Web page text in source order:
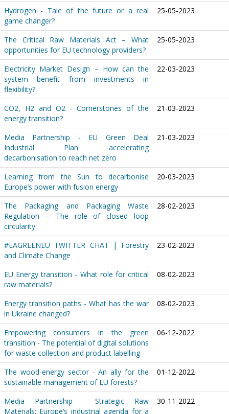
Hydrogen - Tale of the future or a real
game changer?
25-05-2023
The Critical Raw Materials Act – What
opportunities for EU technology providers?
25-05-2023
Electricity Market Design – How can the
system benefit from investments in
flexibility?
22-03-2023
CO2, H2 and O2 - Cornerstones of the
energy transition?
21-03-2023
Media Partnership - EU Green Deal
Industrial Plan: accelerating
decarbonisation to reach net zero
21-03-2023
Learning from the Sun to decarbonise
Europe’s power with fusion energy
20-03-2023
The Packaging and Packaging Waste
Regulation – The role of closed loop
circularity
28-02-2023
#EAGREENEU TWITTER CHAT | Forestry
and Climate Change
23-02-2023
EU Energy transition - What role for critical
raw materials?
08-02-2023
Energy transition paths - What has the war
in Ukraine changed?
08-02-2023
Empowering consumers in the green
transition - The potential of digital solutions
for waste collection and product labelling
06-12-2022
The wood-energy sector - An ally for the
sustainable management of EU forests?
01-12-2022
Media Partnership - Strategic Raw
Materials: Europe’s industrial agenda for a
30-11-2022